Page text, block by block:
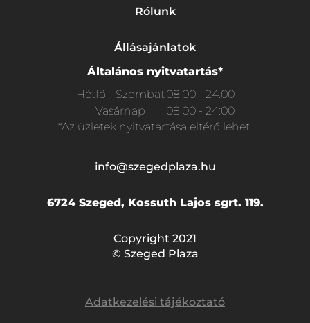
Rólunk
Állásajánlatok
Általános nyitvatartás*
Hétfő - Szombat08:00 - 24:00
Vasárnap
08:00 - 24:00
*Az üzletek nyitvatartása eltérő lehet.
info@szegedplaza.hu
6724 Szeged, Kossuth Lajos sgrt. 119.
Copyright 2021
© Szeged Plaza
Adatkezelési tájékoztató